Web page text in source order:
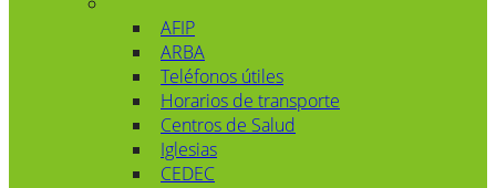
AFIP
ARBA
Teléfonos útiles
Horarios de transporte
Centros de Salud
Iglesias
CEDEC